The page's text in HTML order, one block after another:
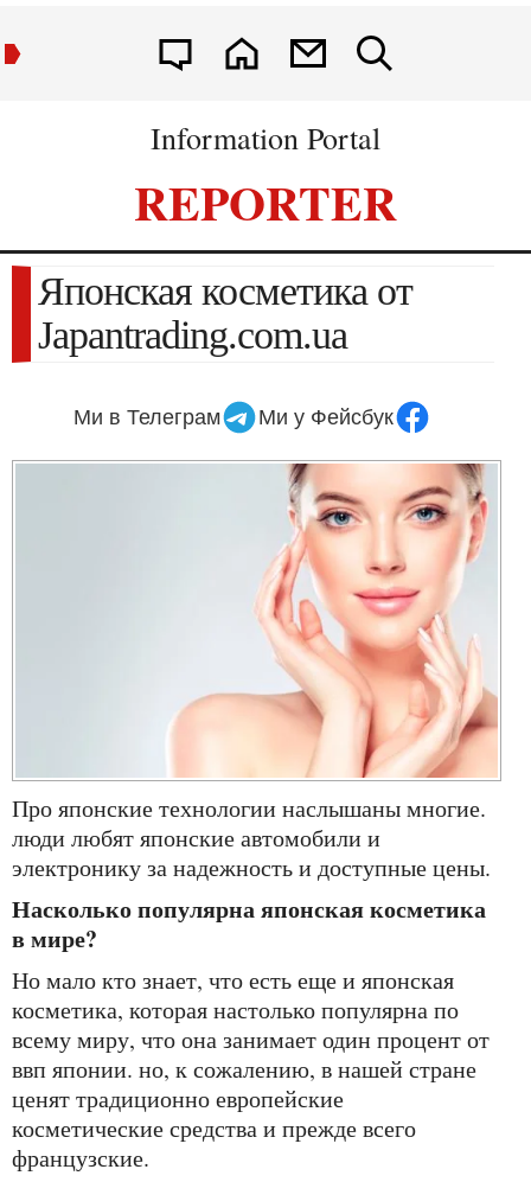
Information Portal
REPORTER
Японская косметика от
Japantrading.com.ua
Ми в Телеграм Ми у Фейсбук
про японские технологии наслышаны многие.
люди любят японские автомобили и
электронику за надежность и доступные цены.
насколько популярна японская косметика
в мире?
но мало кто знает, что есть еще и японская
косметика, которая настолько популярна по
всему миру, что она занимает один процент от
ввп японии. но, к сожалению, в нашей стране
ценят традиционно европейские
косметические средства и прежде всего
французские.